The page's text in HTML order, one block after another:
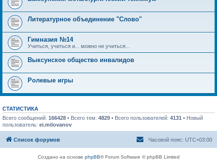
Литературное объединение "Слово"
Гимназия №14
Учиться, учиться и... можно не учиться...
Выксунское общество инвалидов
Ролевые игры
СТАТИСТИКА
Всего сообщений: 166428 • Всего тем: 4829 • Всего пользователей: 4131 • Новый
пользователь: ei.milovanov
Список форумов Часовой пояс: UTC+03:00
Создано на основе phpBB® Forum Software © phpBB Limited